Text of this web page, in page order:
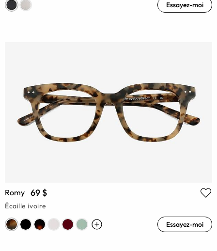
Essayez-moi
Romy 69 $
Écaille ivoire
Essayez-moi